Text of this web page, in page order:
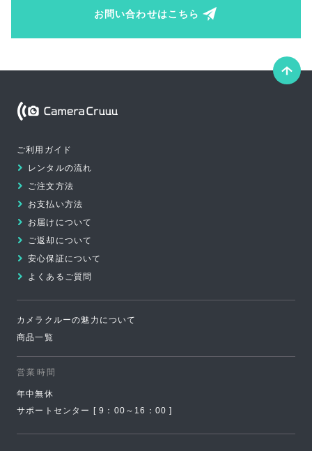
お問い合わせはこちら
こ
ご利用ガイド
レンタルの流れ
ご注文方法
お支払い方法
お届けについて
ご返却について
安心保証について
よくあるご質問
カメラクルーの魅力について
商品一覧
営業時間
年中無休
サポートセンター [ 9：00～16：00 ]